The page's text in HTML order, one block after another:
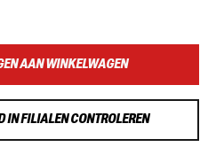
AAN WINKELWAGEN
IN FILIALEN CONTROLEREN